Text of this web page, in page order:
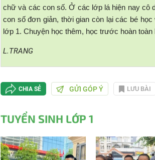
chữ và các con số. Ở các lớp lá hiện nay cô
con số đơn giản, thời gian còn lại các bé
lớp 1. Chuyện học thêm, học trước hoàn
L.TRANG
CHIA SẺ GỬI GÓP Ý LƯU BÀI
TUYỂN SINH LỚP 1